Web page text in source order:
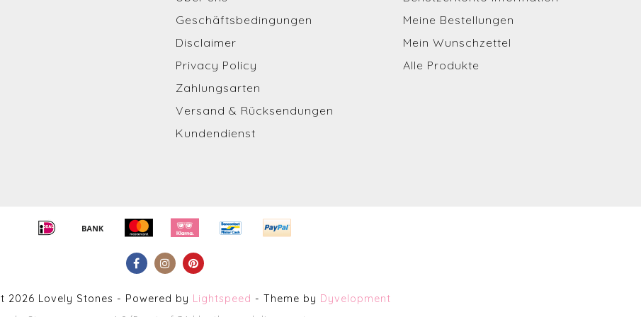
Geschäftsbedingungen
Disclaimer
Privacy Policy
Zahlungsarten
Versand & Rücksendungen
Kundendienst
Meine Bestellungen
Mein Wunschzettel
Alle Produkte
2026 Lovely Stones - Powered by Lightspeed - Theme by Dyvelopment